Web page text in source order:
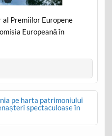
Premiilor Europene
Europeană în
pe harta patrimoniului
spectaculoase în